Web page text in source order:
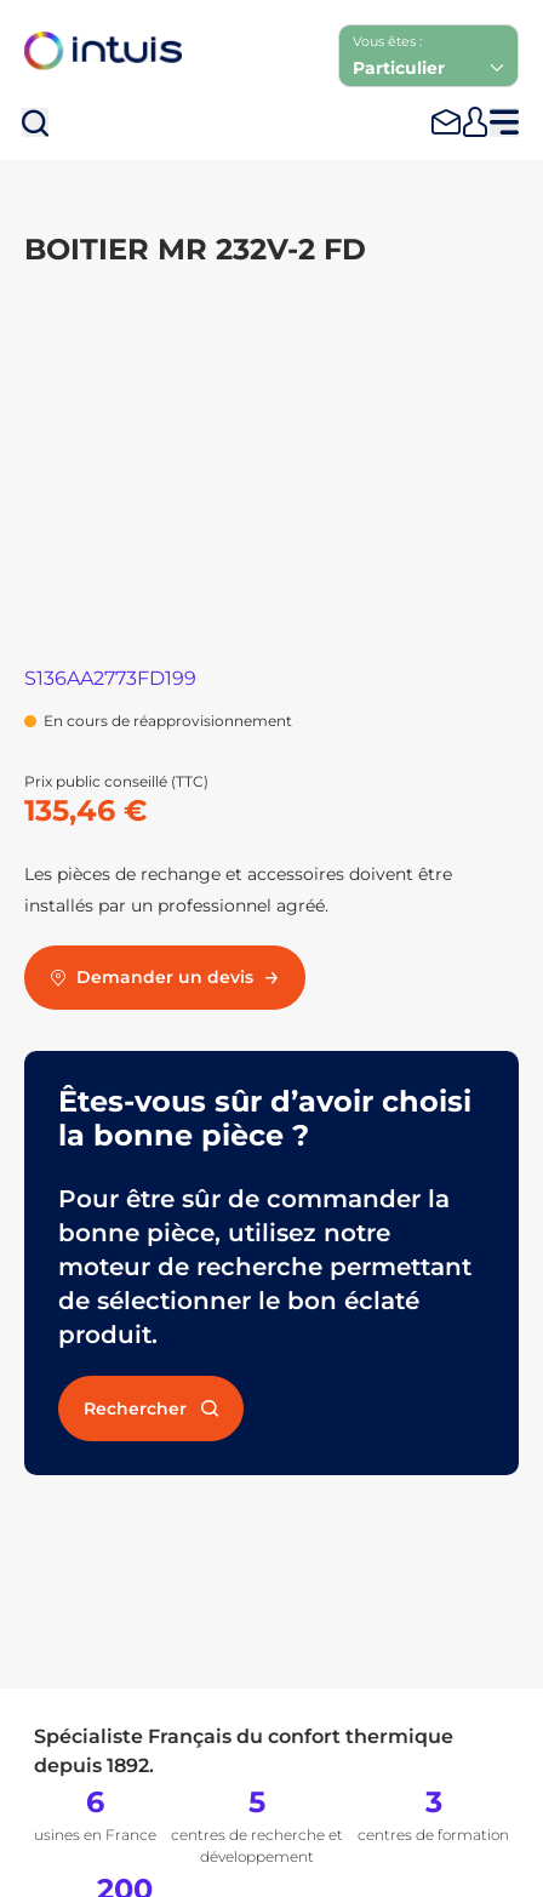
Vous êtes :
Particulier
BOITIER MR 232V-2 FD
S136AA2773FD199
En cours de réapprovisionnement
Prix public conseillé (TTC)
135,46 €
Les pièces de rechange et accessoires doivent être
installés par un professionnel agréé.
Demander un devis
Êtes-vous sûr d’avoir choisi
la bonne pièce ?
Pour être sûr de commander la
bonne pièce, utilisez notre
moteur de recherche permettant
de sélectionner le bon éclaté
produit.
Rechercher
Spécialiste Français du confort thermique
depuis 1892.
6
usines en France
5
centres de recherche et
développement
3
centres de formation
200